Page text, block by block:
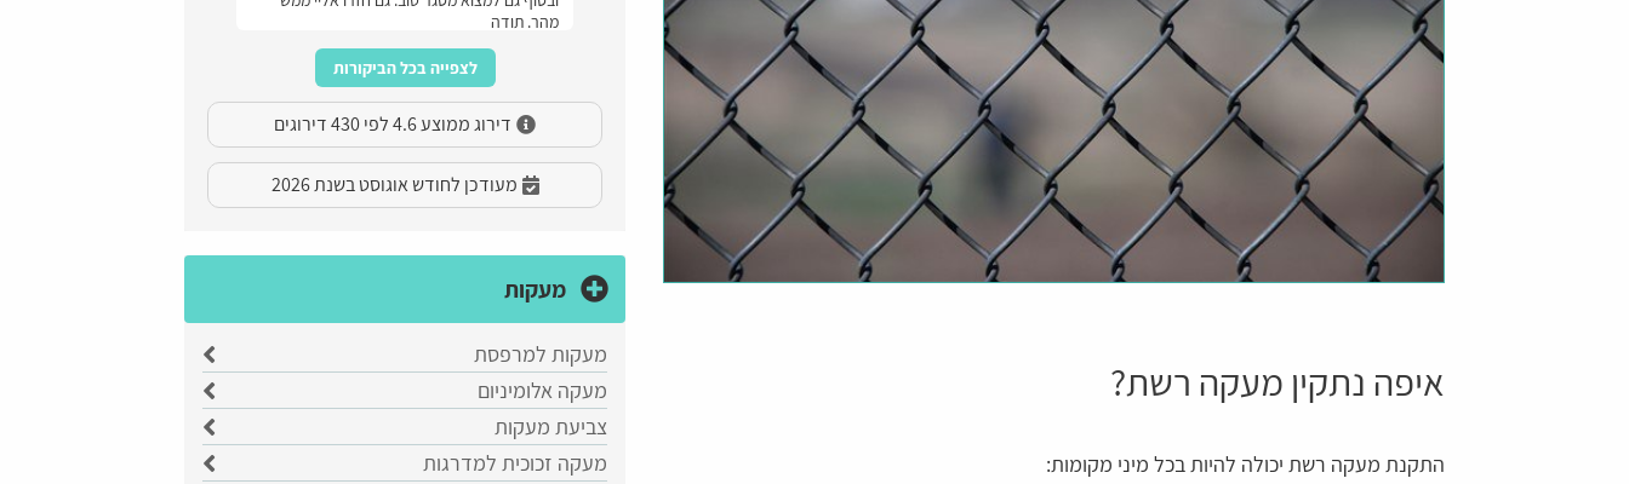
איפה נתקין מעקה רשת?
התקנת מעקה רשת יכולה להיות בכל מיני מקומות:
מהר. תודה
לצפייה בכל הביקורות
דירוג ממוצע 4.6 לפי 430 דירוגים
מעודכן לחודש אוגוסט בשנת 2026
מעקות
מעקות למרפסת
מעקה אלומיניום
צביעת מעקות
מעקה זכוכית למדרגות